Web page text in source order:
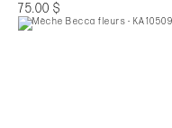
75.00 $